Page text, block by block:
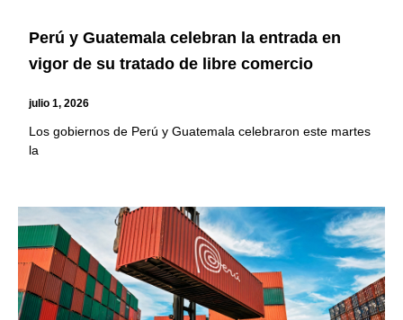
Perú y Guatemala celebran la entrada en
vigor de su tratado de libre comercio
julio 1, 2026
Los gobiernos de Perú y Guatemala celebraron este martes
la